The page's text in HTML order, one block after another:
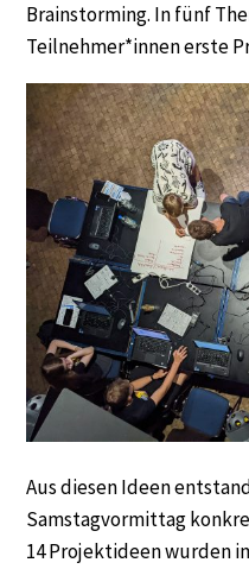
Brainstorming. In fünf
Teilnehmer*innen erste
Aus diesen Ideen
Samstagvormittag
14 Projektideen wurden